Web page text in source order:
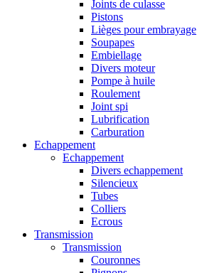
Joints de culasse
Pistons
Lièges pour embrayage
Soupapes
Embiellage
Divers moteur
Pompe à huile
Roulement
Joint spi
Lubrification
Carburation
Echappement
Echappement
Divers echappement
Silencieux
Tubes
Colliers
Ecrous
Transmission
Transmission
Couronnes